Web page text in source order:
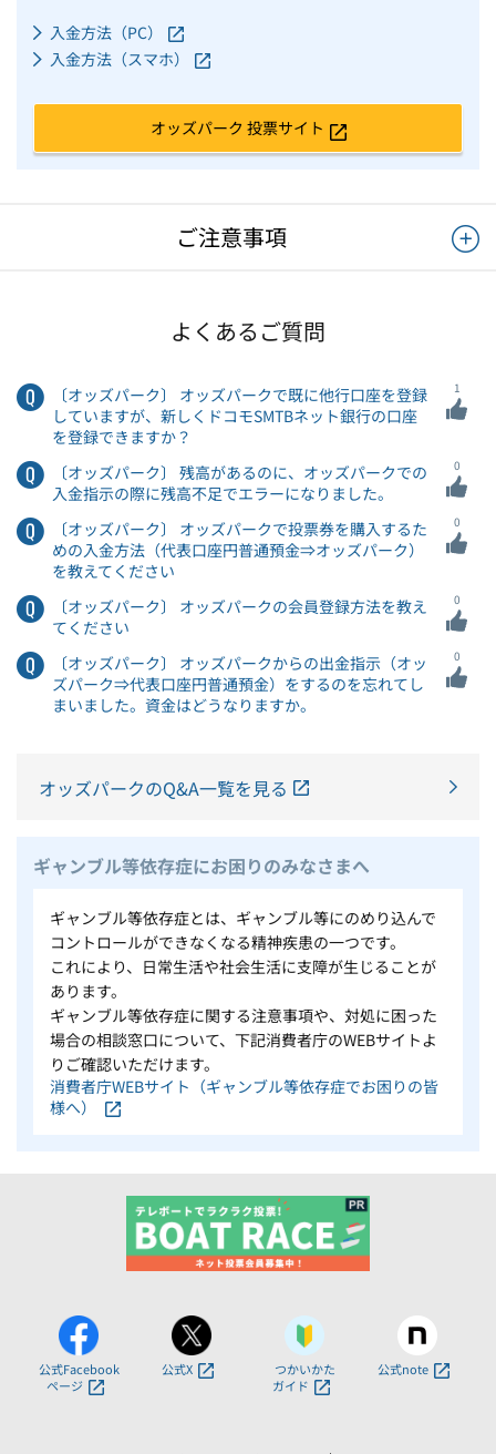
入金方法（PC）
入金方法（スマホ）
オッズパーク 投票サイト
ご注意事項
よくあるご質問
〔オッズパーク〕 オッズパークで既に他行口座を登録
していますが、新しくドコモSMTBネット銀行の口座
を登録できますか？
1
〔オッズパーク〕 残高があるのに、オッズパークでの
入金指示の際に残高不足でエラーになりました。
0
〔オッズパーク〕 オッズパークで投票券を購入するた
めの入金方法（代表口座円普通預金⇒オッズパーク）
を教えてください
0
〔オッズパーク〕 オッズパークの会員登録方法を教え
てください
0
〔オッズパーク〕 オッズパークからの出金指示（オッ
ズパーク⇒代表口座円普通預金）をするのを忘れてし
まいました。資金はどうなりますか。
0
オッズパークのQ&A一覧を見る
ギャンブル等依存症にお困りのみなさまへ
ギャンブル等依存症とは、ギャンブル等にのめり込んで
コントロールができなくなる精神疾患の一つです。
これにより、日常生活や社会生活に支障が生じることが
あります。
ギャンブル等依存症に関する注意事項や、対処に困った
場合の相談窓口について、下記消費者庁のWEBサイトよ
りご確認いただけます。
消費者庁WEBサイト（ギャンブル等依存症でお困りの皆
様へ）
公式Facebook
ページ
公式X
つかいかた
ガイド
公式note